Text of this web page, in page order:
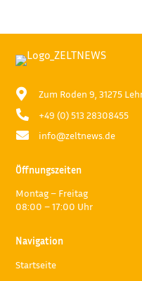
 Zum Roden 9, 31275
 +49 (0) 513 28308455
 info@zeltnews.de
Öffnungszeiten
Montag – Freitag
08:00 – 17:00 Uhr
Navigation
Startseite